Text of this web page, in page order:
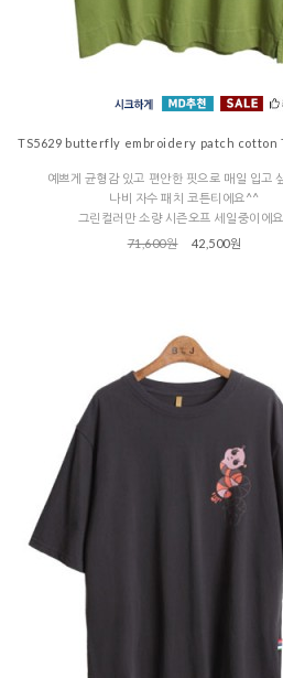
TS5629 butterfly embroidery patch cotton
예쁘게 균형감 있고 편안한 핏으로 매일 입고
나비 자수 패치 코튼티에요^^
그린컬러만 소량 시즌오프 세일중이에
71,600원
42,500원